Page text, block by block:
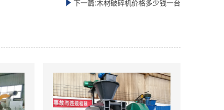
下一篇:木材破碎机价格多少钱一台